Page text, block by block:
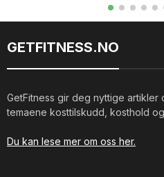
GETFITNESS.NO
GetFitness gir deg nyttige
temaene kosttilskudd, kosthold
Du kan lese mer om oss her.